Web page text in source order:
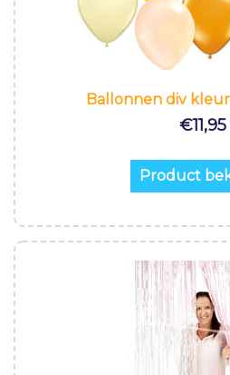
Ballonnen div
€11,95
Product